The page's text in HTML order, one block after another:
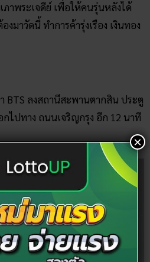
ภาพระเจดีย์ เพื่อให้คนรุ่นหลังได้
งมาวัดนี้ ทำการค้ารุ่งเรือง เงินทอง
BTS ลงสถานีสะพานตากสิน ประตู
ไปทาง ถนนเจริญกรุง อีก 12 นาที
×